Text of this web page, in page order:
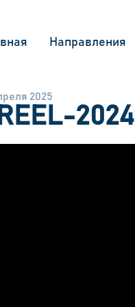
Направления
2025
2024